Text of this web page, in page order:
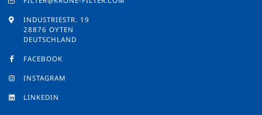
INDUSTRIESTR. 19
28876 OYTEN
DEUTSCHLAND
FACEBOOK
INSTAGRAM
LINKEDIN